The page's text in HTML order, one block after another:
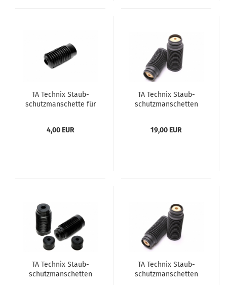
TA Tech­nix Staub­
schutz­man­schet­te für
4,00 EUR
TA Tech­nix Staub­
schutz­man­schet­ten
19,00 EUR
TA Tech­nix Staub­
schutz­man­schet­ten
TA Tech­nix Staub­
schutz­man­schet­ten